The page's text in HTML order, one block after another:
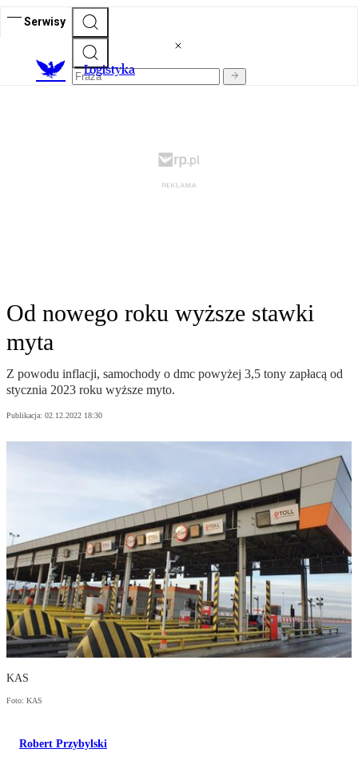
Serwisy
Logistyka
Od nowego roku wyższe stawki
myta
Z powodu inflacji, samochody o dmc powyżej 3,5 tony zapłacą od
stycznia 2023 roku wyższe myto.
Publikacja: 02.12.2022 18:30
KAS
Foto: KAS
Robert Przybylski